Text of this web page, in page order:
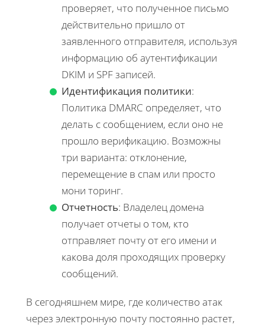
проверяет, что полученное письмо
действительно пришло от
заявленного отправителя, используя
информацию об аутентификации
DKIM и SPF записей.
Идентификация политики:
Политика DMARC определяет, что
делать с сообщением, если оно не
прошло верификацию. Возможны
три варианта: отклонение,
перемещение в спам или просто
мони торинг.
Отчетность: Владелец домена
получает отчеты о том, кто
отправляет почту от его имени и
какова доля проходящих проверку
сообщений.
В сегодняшнем мире, где количество атак
через электронную почту постоянно растет,